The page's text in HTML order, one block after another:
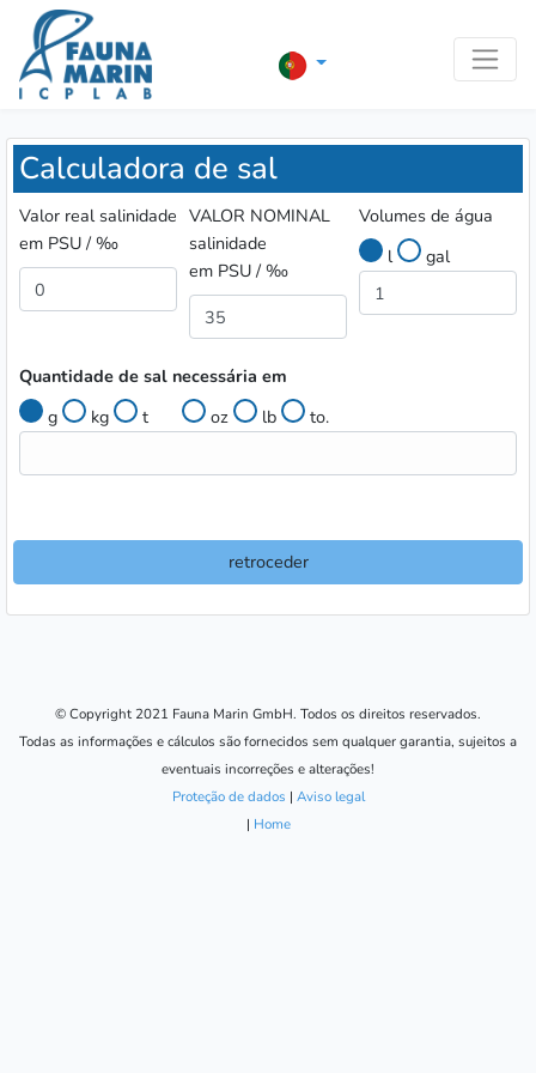
Calculadora de sal
Valor real salinidade
em PSU / ‰
VALOR NOMINAL
salinidade
em PSU / ‰
Volumes de água
l
gal
Quantidade de sal necessária em
g
kg t oz lb to.
retroceder
© Copyright 2021 Fauna Marin GmbH. Todos os direitos reservados.
Todas as informações e cálculos são fornecidos sem qualquer garantia, sujeitos a
eventuais incorreções e alterações!
Proteção de dados | Aviso legal
| Home